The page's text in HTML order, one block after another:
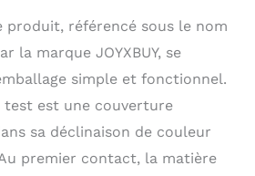
un bébé, un chien, ou
moyenne de 127 x 152,4
regarder la télévision,
la voiture comme châle
couverture. La
de 152,4 x 203,2 cm est
excellente pour
produit, référencé sous le nom
la marque JOYXBUY, se
simple et fonctionnel.
test est une couverture
sa déclinaison de couleur
premier contact, la matière